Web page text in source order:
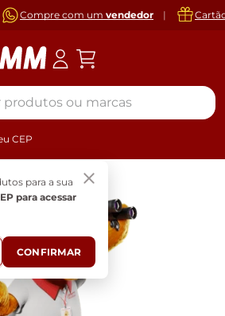
Compre com um vendedor |
marcas
CEP
para a sua
para acessar
CONFIRMAR